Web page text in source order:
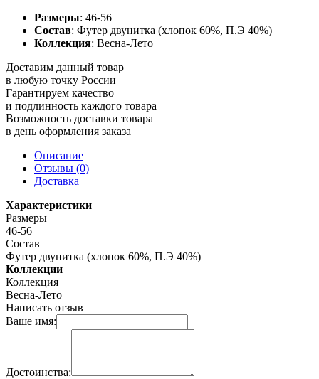
Размеры: 46-56
Состав: Футер двунитка (хлопок 60%, П.Э 40%)
Коллекция: Весна-Лето
Доставим данный товар
в любую точку России
Гарантируем качество
и подлинность каждого товара
Возможность доставки товара
в день оформления заказа
Описание
Отзывы (0)
Доставка
Характеристики
Размеры
46-56
Состав
Футер двунитка (хлопок 60%, П.Э 40%)
Коллекции
Коллекция
Весна-Лето
Написать отзыв
Ваше имя:
Достоинства: